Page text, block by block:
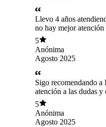
Llevo 4 años
no hay mejor
brinda ella, excelente
5
Anónima
Agosto 2025
Sigo recomendando a
atención a las dudas y
opciones en los casos
5
Anónima
Agosto 2025